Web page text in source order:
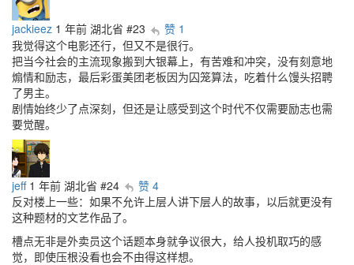
jackieez 1 年前 湖北省 #23
赞 1
我觉得这个电影还行，但又不是很行。
把当今社会的主流现象搬到大银幕上，有苦难和冲突，没有刻意地
煽情和励志，最后彩蛋美团老板因为囚笼算法，吃着什么馒头招聘
了男主。
剧情始终少了点深刻，但还是让感受到这个时代不仅需要励志也需
要觉醒。
jeff 1 年前 湖北省 #24
赞 4
反对楼上一些：如果不允许上层人讲下层人的故事，以后就更没有
这种题材的文艺作品了。
槽点无非是外卖员这个话题本身就争议很大，给人投机取巧的感
觉，即使压根没看也会不由得这样想。